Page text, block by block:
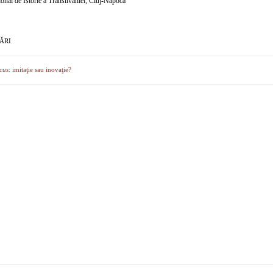
: imitaţie sau inovaţie?